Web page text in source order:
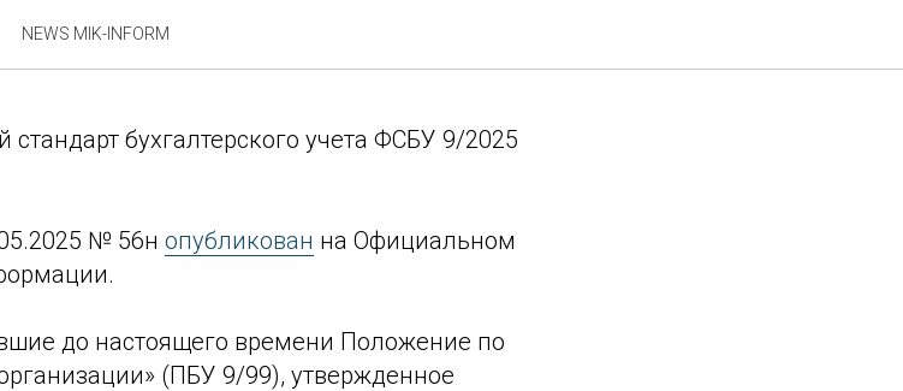
NEWS MIK-INFORM
ФСБУ 9/2025 «Доходы»
бухгалтерского учета ФСБУ 9/2025
№ 56н опубликован на Официальном
до настоящего времени Положение по
(ПБУ 9/99), утвержденное